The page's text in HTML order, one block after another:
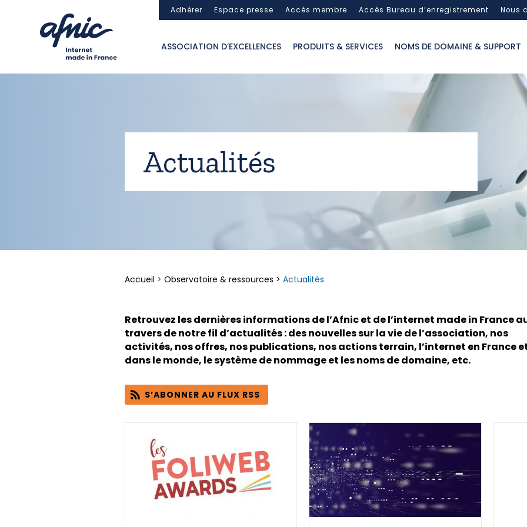
Adhérer Espace presse Accès membre Accès Bureau d’enregistrement Nous
ASSOCIATION D’EXCELLENCES PRODUITS & SERVICES NOMS DE DOMAINE & SUPPORT
Actualités
Accueil > Observatoire & ressources > Actualités
Retrouvez les dernières informations de l’Afnic et de l’internet made in France
travers de notre fil d’actualités : des nouvelles sur la vie de l’association, nos
activités, nos offres, nos publications, nos actions terrain, l’internet en France
dans le monde, le système de nommage et les noms de domaine, etc.
S’ABONNER AU FLUX RSS